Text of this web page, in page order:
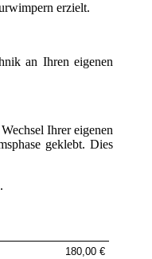
erzielt.
an Ihren eigenen
Ihrer eigenen
geklebt. Dies
180,00 €